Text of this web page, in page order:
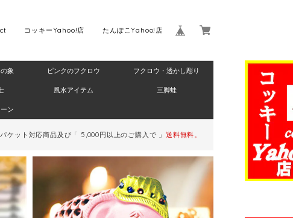
たんぽこYahoo!店
コッキーYahoo!店
Home
象 ピンクのフクロウ フクロウ・透かし彫り
風水アイテム 三脚蛙
ン
ケット対応商品及び「 5,000円以上のご購入で 」 送料無料。